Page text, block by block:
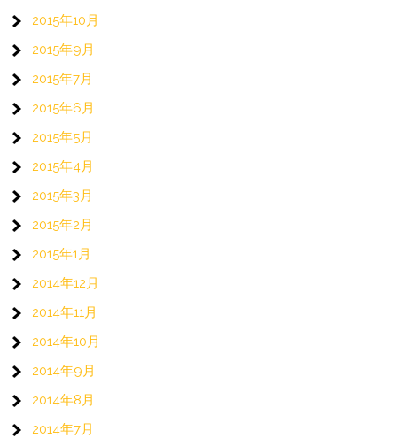
2015年10月
2015年9月
2015年7月
2015年6月
2015年5月
2015年4月
2015年3月
2015年2月
2015年1月
2014年12月
2014年11月
2014年10月
2014年9月
2014年8月
2014年7月